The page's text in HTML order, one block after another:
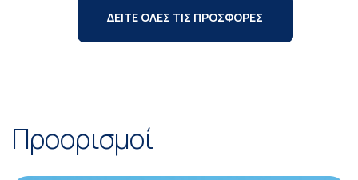
ΔΕΙΤΕ ΟΛΕΣ ΤΙΣ ΠΡΟΣΦΟΡΕΣ
Προορισμοί